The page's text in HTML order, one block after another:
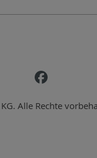
Alle Rechte